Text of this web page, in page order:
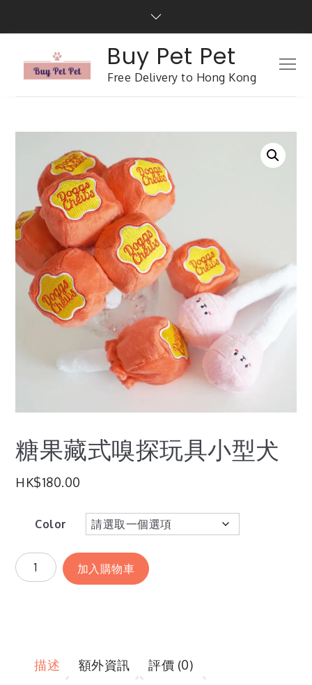
Buy Pet Pet
Free Delivery to Hong Kong
糖果藏式嗅探玩具小型犬
HK$180.00
Color
加入購物車
描述 額外資訊 評價 (0)